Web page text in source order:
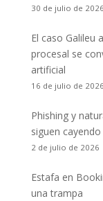
30 de julio de 2026
El caso Galileu
procesal se
artificial
16 de julio de 2026
Phishing y
siguen
2 de julio de 2026
Estafa en
una trampa